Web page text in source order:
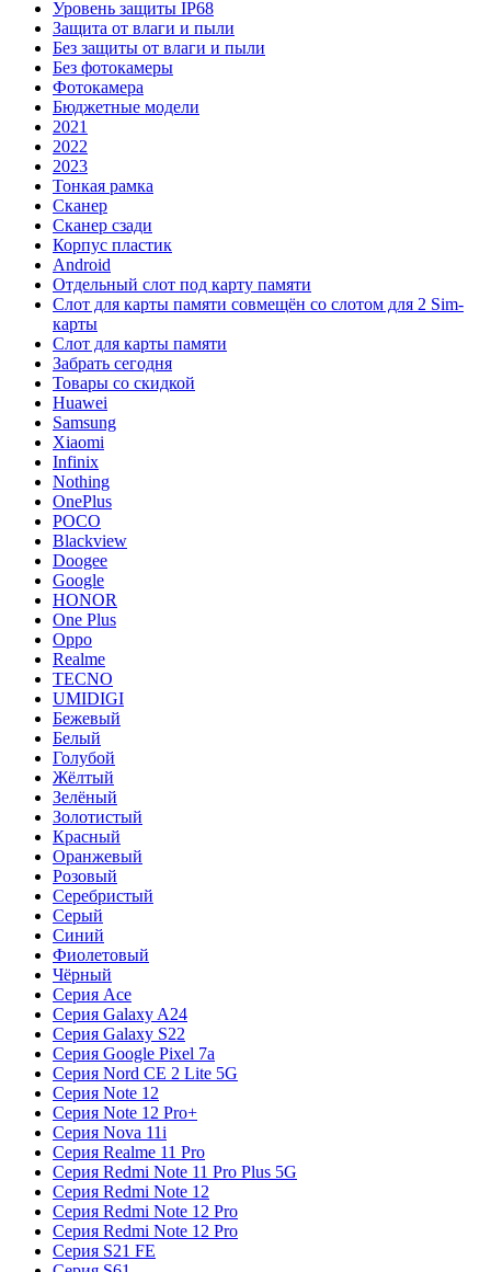
Уровень защиты IP68
Защита от влаги и пыли
Без защиты от влаги и пыли
Без фотокамеры
Фотокамера
Бюджетные модели
2021
2022
2023
Тонкая рамка
Сканер
Сканер сзади
Корпус пластик
Android
Отдельный слот под карту памяти
Слот для карты памяти совмещён со слотом для 2 Sim-
карты
Слот для карты памяти
Забрать сегодня
Товары со скидкой
Huawei
Samsung
Xiaomi
Infinix
Nothing
OnePlus
POCO
Blackview
Doogee
Google
HONOR
One Plus
Oppo
Realme
TECNO
UMIDIGI
Бежевый
Белый
Голубой
Жёлтый
Зелёный
Золотистый
Красный
Оранжевый
Розовый
Серебристый
Серый
Синий
Фиолетовый
Чёрный
Серия Ace
Серия Galaxy A24
Серия Galaxy S22
Серия Google Pixel 7a
Серия Nord CE 2 Lite 5G
Серия Note 12
Серия Note 12 Pro+
Серия Nova 11i
Серия Realme 11 Pro
Серия Redmi Note 11 Pro Plus 5G
Серия Redmi Note 12
Серия Redmi Note 12 Pro
Серия Redmi Note 12 Pro
Серия S21 FE